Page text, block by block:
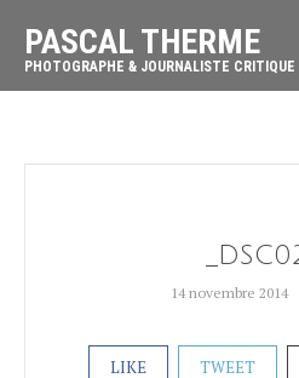
PASCAL THERME
PHOTOGRAPHE & JOURNALISTE CRITIQUE
14 novembre 2014
LIKE TWEET